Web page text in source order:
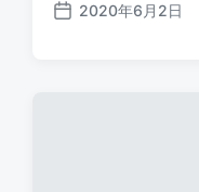
发
2020年6月2日